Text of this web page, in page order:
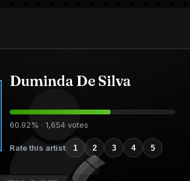
Duminda De Silva
60.92% · 1,654 votes
Rate this artist 1 2 3 4 5